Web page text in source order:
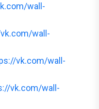
wall-
wall-
vk.com/wall-
vk.com/wall-